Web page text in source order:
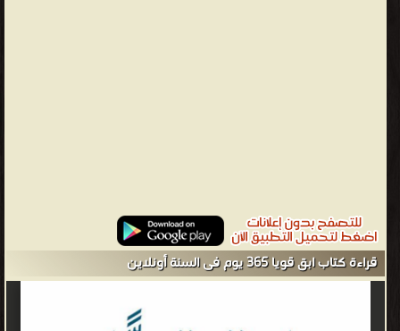
جرير ❝ ❱
من كتب التنميه البشريه - مكتبة كتب التنمية البشرية.
قراءة كتاب ابق قويا 365 يوم فى السنة أونلاين